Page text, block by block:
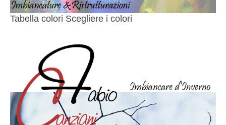
Tabella colori Scegliere i colori